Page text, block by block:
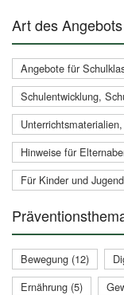
Art des Angebots
Angebote für
Schulentwicklung,
Hinweise für
Für Kinder und
Bewegung (12)
Ernährung (5)